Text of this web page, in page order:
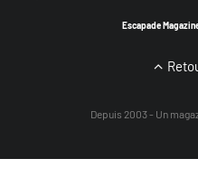
Escapade
Depuis 2003 - Un